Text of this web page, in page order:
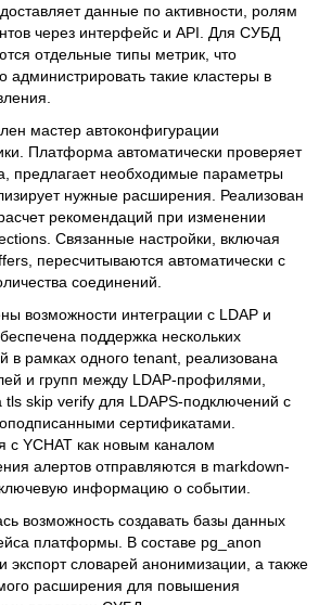
данные по активности, ролям
через интерфейс и API. Для СУБД
отдельные типы метрик, что
администрировать такие кластеры в
мастер автоконфигурации
Платформа автоматически проверяет
предлагает необходимые параметры
нужные расширения. Реализован
рекомендаций при изменении
Связанные настройки, включая
пересчитываются автоматически с
соединений.
возможности интеграции с LDAP и
поддержка нескольких
в рамках одного tenant, реализована
и групп между LDAP-профилями,
tls skip verify для LDAPS-подключений с
сертификатами.
с YCHAT как новым каналом
алертов отправляются в markdown-
информацию о событии.
возможность создавать базы данных
платформы. В составе pg_anon
экспорт словарей анонимизации, а также
расширения для повышения